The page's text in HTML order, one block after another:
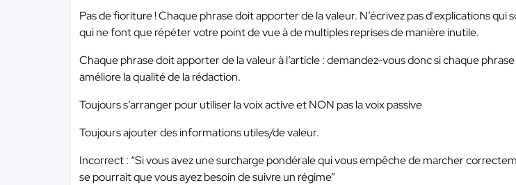
Pas de fioriture ! Chaque phrase doit apporter de la valeur. N’écrivez pas d'explications qui
qui ne font que répéter votre point de vue à de multiples reprises de manière inutile.
Chaque phrase doit apporter de la valeur à l’article : demandez-vous donc si chaque
améliore la qualité de la rédaction.
Toujours s’arranger pour utiliser la voix active et NON pas la voix passive
Toujours ajouter des informations utiles/de valeur.
Incorrect : “Si vous avez une surcharge pondérale qui vous empêche de marcher
se pourrait que vous ayez besoin de suivre un régime”